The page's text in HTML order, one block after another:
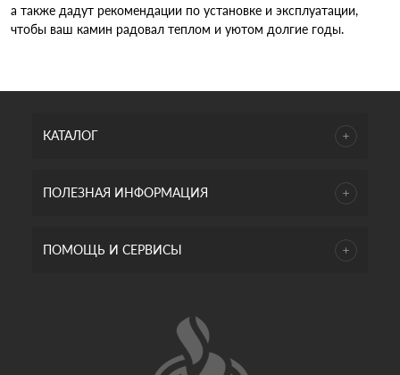
а также дадут рекомендации по установке и эксплуатации,
чтобы ваш камин радовал теплом и уютом долгие годы.
КАТАЛОГ
ПОЛЕЗНАЯ ИНФОРМАЦИЯ
ПОМОЩЬ И СЕРВИСЫ